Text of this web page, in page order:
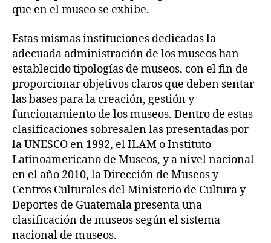
que en el museo se exhibe.
Estas mismas instituciones dedicadas la
adecuada administración de los museos han
establecido tipologías de museos, con el fin de
proporcionar objetivos claros que deben sentar
las bases para la creación, gestión y
funcionamiento de los museos. Dentro de estas
clasificaciones sobresalen las presentadas por
la UNESCO en 1992, el ILAM o Instituto
Latinoamericano de Museos, y a nivel nacional
en el año 2010, la Dirección de Museos y
Centros Culturales del Ministerio de Cultura y
Deportes de Guatemala presenta una
clasificación de museos según el sistema
nacional de museos.